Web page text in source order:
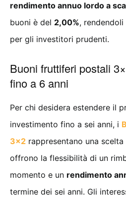
rendimento annuo lordo a
buoni è del 2,00%, rendendoli
per gli investitori prudenti.
Buoni fruttiferi postali
fino a 6 anni
Per chi desidera estendere il
investimento fino a sei anni, i
3×2 rappresentano una
offrono la flessibilità di un
momento e un rendimento
termine dei sei anni. Gli